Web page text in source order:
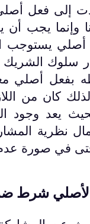
إلى فعل
وإنما يجب
أصلي
سلوك
بفعل
كان من
يعد
نظرية
في صورة
شرط